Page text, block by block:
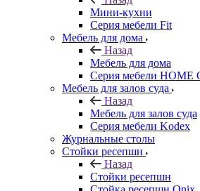
Мини-кухни
Серия мебели Fit
Мебель для дома
Назад
Мебель для дома
Серия мебели HOME
Мебель для залов суда
Назад
Мебель для залов суда
Серия мебели Kodex
Журнальные столы
Стойки ресепшн
Назад
Стойки ресепшн